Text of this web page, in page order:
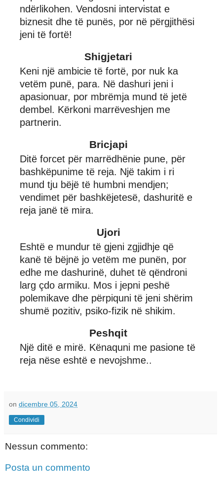
ndërlikohen. Vendosni intervistat e
biznesit dhe të punës, por në përgjithësi
jeni të fortë!
Shigjetari
Keni një ambicie të fortë, por nuk ka
vetëm punë, para. Në dashuri jeni i
apasionuar, por mbrëmja mund të jetë
dembel. Kërkoni marrëveshjen me
partnerin.
Bricjapi
Ditë forcet për marrëdhënie pune, për
bashkëpunime të reja. Një takim i ri
mund tju bëjë të humbni mendjen;
vendimet për bashkëjetesë, dashuritë e
reja janë të mira.
Ujori
Eshtë e mundur të gjeni zgjidhje që
kanë të bëjnë jo vetëm me punën, por
edhe me dashurinë, duhet të qëndroni
larg çdo armiku. Mos i jepni peshë
polemikave dhe përpiquni të jeni shërim
shumë pozitiv, psiko-fizik në shikim.
Peshqit
Një ditë e mirë. Kënaquni me pasione të
reja nëse eshtë e nevojshme..
on dicembre 05, 2024
Condividi
Nessun commento:
Posta un commento